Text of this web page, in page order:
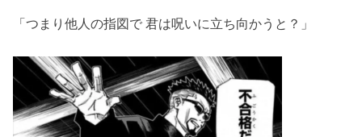
「つまり他人の指図で 君は呪いに立ち向かうと？」